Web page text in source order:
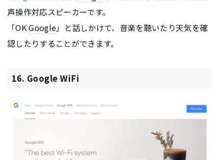
声操作対応スピーカーです。
「OKGoogle」と話しかけて、音楽を聴いたり天気を確
認したりすることができます。
16. Google WiFi